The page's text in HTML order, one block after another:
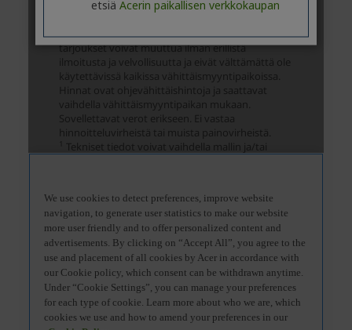
etsiä Acerin paikallisen verkkokaupan